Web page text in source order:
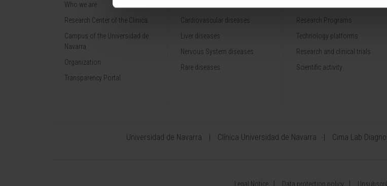
Who we are
Research Center of the Clinica
Campus of the Universidad de
Navarra
Organization
Transparency Portal
Cardiovascular diseases
Liver diseases
Nervous System diseases
Rare diseases
Research Programs
Technology platforms
Research and clinical trials
Scientific activity
Universidad de Navarra Clínica Universidad de Navarra Cima Lab
Legal Notice Data protection policy